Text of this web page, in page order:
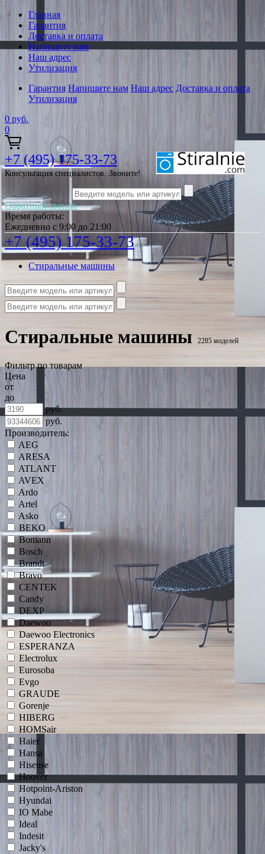
Главная
Гарантия
Доставка и оплата
Напишите нам
Наш адрес
Утилизация
Гарантия Напишите нам Наш адрес Доставка и оплата
Утилизация
0 руб.
0
+7 (495) 175-33-73
Консультация специалистов. Звоните!
Обратный звонок
Время работы:
Ежедневно с 9:00 до 21:00
+7 (495) 175-33-73
Стиральные машины
Стиральные машины 2285 моделей
Фильтр по товарам
Цена
от
до
руб.
руб.
Производитель:
AEG
ARESA
ATLANT
AVEX
Ardo
Artel
Asko
BEKO
Bomann
Bosch
Brandt
Bravo
CENTEK
Candy
DEXP
Daewoo
Daewoo Electronics
ESPERANZA
Electrolux
Eurosoba
Evgo
GRAUDE
Gorenje
HIBERG
HOMSair
Haier
Hansa
Hisense
Hoover
Hotpoint-Ariston
Hyundai
IO Mabe
Ideal
Indesit
Jacky's